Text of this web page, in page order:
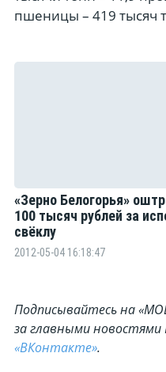
пшеницы – 419 тысяч
«Зерно Белогорья»
100 тысяч рублей за
свёклу
2012-05-04 16:18:47
Подписывайтесь на
за главными новостями
«ВКонтакте».